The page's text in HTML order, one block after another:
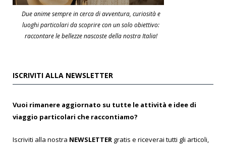
Due anime sempre in cerca di avventura, curiosità e
luoghi particolari da scoprire con un solo obiettivo:
raccontare le bellezze nascoste della nostra Italia!
ISCRIVITI ALLA NEWSLETTER
Vuoi rimanere aggiornato su tutte le attività e idee di
viaggio particolari che raccontiamo?
Iscriviti alla nostra NEWSLETTER gratis e riceverai tutti gli articoli,